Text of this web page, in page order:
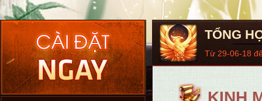
TỔNG
Từ 29-06-18
KINH